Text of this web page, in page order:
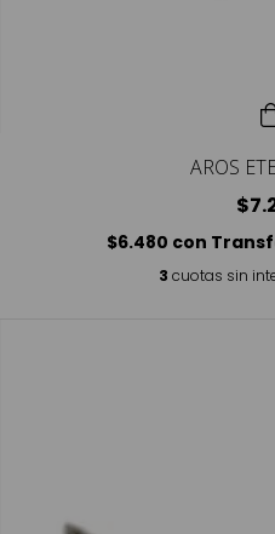
AROS
$6.480 con
3 cuotas sin